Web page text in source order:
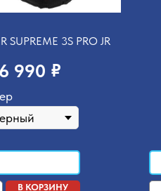
SUPREME 3S PRO JR
990 ₽
В КОРЗИНУ